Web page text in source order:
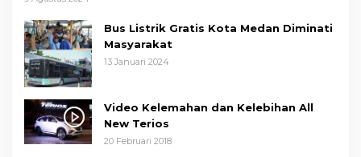
Bus Listrik Gratis Kota Medan Diminati
Masyarakat
13 Januari 2024
Video Kelemahan dan Kelebihan All
New Terios
20 Februari 2018